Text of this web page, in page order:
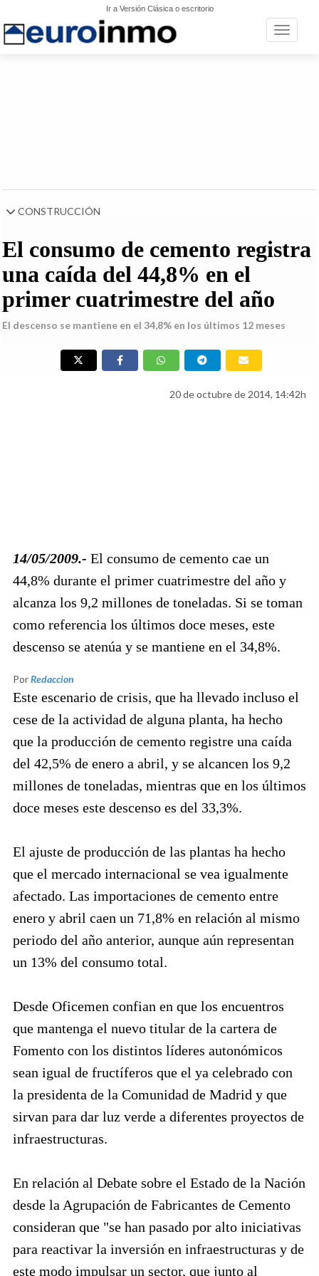
Ir a Versión Clásica o escritorio
Toggle
CONSTRUCCIÓN
El consumo de cemento registra
una caída del 44,8% en el
primer cuatrimestre del año
El descenso se mantiene en el 34,8% en los últimos 12 meses
20 de octubre de 2014, 14:42h
14/05/2009.- El consumo de cemento cae un
44,8% durante el primer cuatrimestre del año y
alcanza los 9,2 millones de toneladas. Si se toman
como referencia los últimos doce meses, este
descenso se atenúa y se mantiene en el 34,8%.
PorRedaccion
Este escenario de crisis, que ha llevado incluso el
cese de la actividad de alguna planta, ha hecho
que la producción de cemento registre una caída
del 42,5% de enero a abril, y se alcancen los 9,2
millones de toneladas, mientras que en los últimos
doce meses este descenso es del 33,3%.
El ajuste de producción de las plantas ha hecho
que el mercado internacional se vea igualmente
afectado. Las importaciones de cemento entre
enero y abril caen un 71,8% en relación al mismo
periodo del año anterior, aunque aún representan
un 13% del consumo total.
Desde Oficemen confian en que los encuentros
que mantenga el nuevo titular de la cartera de
Fomento con los distintos líderes autonómicos
sean igual de fructíferos que el ya celebrado con
la presidenta de la Comunidad de Madrid y que
sirvan para dar luz verde a diferentes proyectos de
infraestructuras.
En relación al Debate sobre el Estado de la Nación
desde la Agrupación de Fabricantes de Cemento
consideran que "se han pasado por alto iniciativas
para reactivar la inversión en infraestructuras y de
este modo impulsar un sector, que junto al